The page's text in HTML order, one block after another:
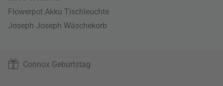
Flowerpot Akku Tischleuchte
Joseph Joseph Wäschekorb
Connox Geburtstag